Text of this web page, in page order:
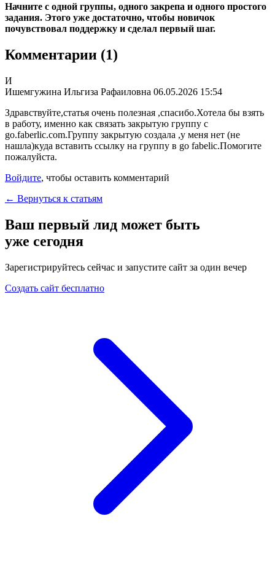
Начните с одной группы, одного закрепа и одного простого
задания. Этого уже достаточно, чтобы новичок
почувствовал поддержку и сделал первый шаг.
Комментарии (1)
И
Ишемгужина Ильгиза Рафаиловна 06.05.2026 15:54
Здравствуйте,статья очень полезная ,спасибо.Хотела бы взять
в работу, именно как связать закрытую группу с
go.faberlic.com.Группу закрытую создала ,у меня нет (не
нашла)куда вставить ссылку на группу в go fabelic.Помогите
пожалуйста.
Войдите, чтобы оставить комментарий
← Вернуться к статьям
Ваш первый лид может быть
уже сегодня
Зарегистрируйтесь сейчас и запустите сайт за один вечер
Создать сайт бесплатно